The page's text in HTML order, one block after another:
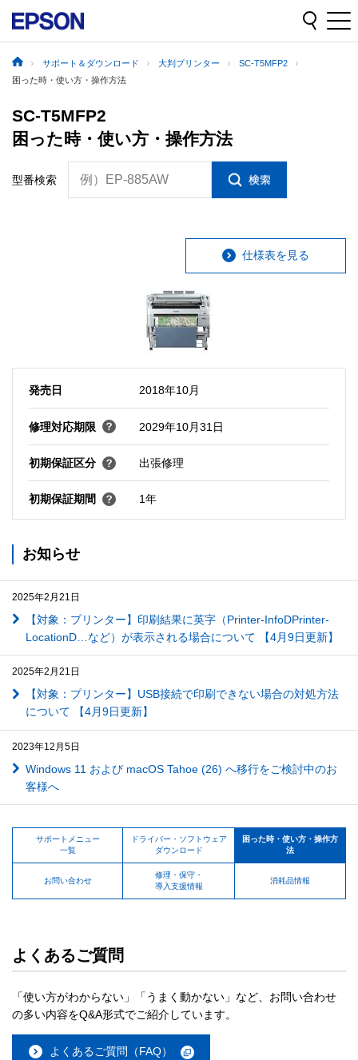
サポート＆ダウンロード 大判プリンター
SC-T5MFP2
困った時・使い方・操作方法
SC-T5MFP2
困った時・使い方・操作方法
型番検索 例）EP-885AW
仕様表を見る
発売日 2018年10月
修理対応期限 2029年10月31日
初期保証区分 出張修理
初期保証期間 1年
お知らせ
2025年2月21日
【対象：プリンター】印刷結果に英字（Printer-InfoDPrinter-
LocationD…など）が表示される場合について 【4月9日更新】
2025年2月21日
【対象：プリンター】USB接続で印刷できない場合の対処方法
について 【4月9日更新】
2023年12月5日
Windows 11 および macOS Tahoe (26) へ移行をご検討中のお
客様へ
サポートメニュー
一覧
ドライバー・ソフトウェア
ダウンロード
困った時・使い方・操作方
法
お問い合わせ
修理・保守・
導入支援情報
消耗品情報
よくあるご質問
「使い方がわからない」「うまく動かない」など、お問い合わせ
の多い内容をQ&A形式でご紹介しています。
よくあるご質問（FAQ）